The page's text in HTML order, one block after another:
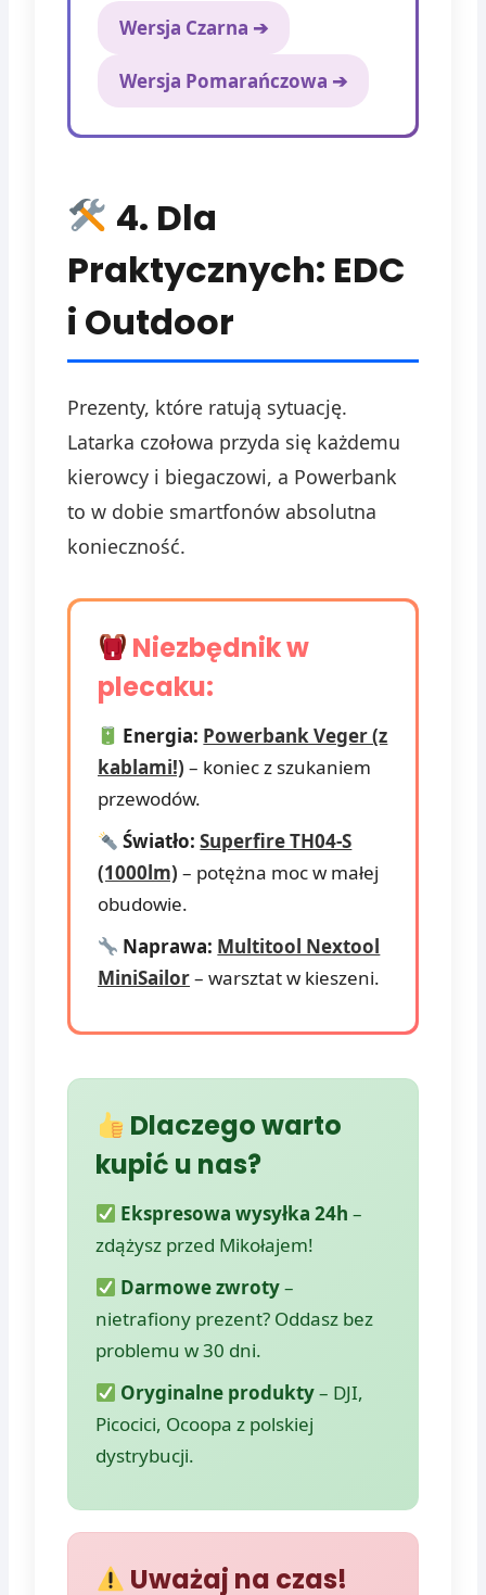
Wersja Czarna ➔
Wersja Pomarańczowa ➔
4. Dla
Praktycznych: EDC
i Outdoor
Prezenty, które ratują sytuację.
Latarka czołowa przyda się każdemu
kierowcy i biegaczowi, a Powerbank
to w dobie smartfonów absolutna
konieczność.
Niezbędnik w
plecaku:
Energia: Powerbank Veger (z
kablami!) – koniec z szukaniem
przewodów.
Światło: Superfire TH04-S
(1000lm) – potężna moc w małej
obudowie.
Naprawa: Multitool Nextool
MiniSailor– warsztat w kieszeni.
Dlaczego warto
kupić u nas?
Ekspresowa wysyłka 24h –
zdążysz przed Mikołajem!
Darmowe zwroty–
nietrafiony prezent? Oddasz bez
problemu w 30 dni.
Oryginalne produkty– DJI,
Picocici, Ocoopa z polskiej
dystrybucji.
Uważaj na czas!